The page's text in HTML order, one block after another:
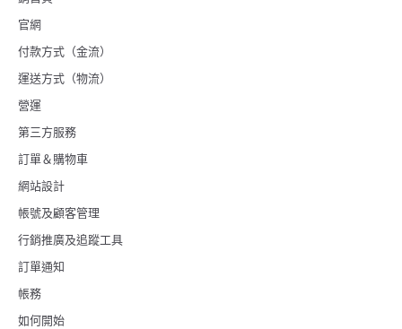
官網
付款方式（金流）
運送方式（物流）
營運
第三方服務
訂單＆購物車
網站設計
帳號及顧客管理
行銷推廣及追蹤工具
訂單通知
帳務
如何開始